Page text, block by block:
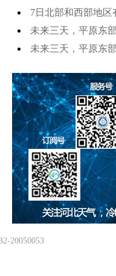
7日北部和西部地区
未来三天，平原东
未来三天，平原东
20050053